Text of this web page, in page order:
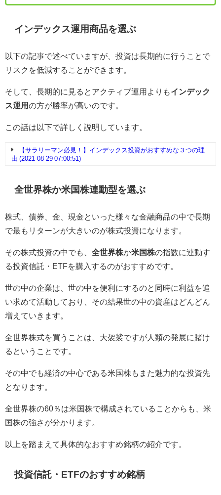
インデックス運用商品を選ぶ
以下の記事で述べていますが、投資は長期的に行うことで
リスクを低減することができます。
そして、長期的に見るとアクティブ運用よりもインデック
ス運用の方が勝率が高いのです。
この話は以下で詳しく説明しています。
【サラリーマン必見！】インデックス投資がおすすめな３つの理
由 (2021-08-29 07:00:51)
全世界株か米国株連動型を選ぶ
株式、債券、金、現金といった様々な金融商品の中で長期
で最もリターンが大きいのが株式投資になります。
その株式投資の中でも、 全世界株か米国株の指数に連動す
る投資信託・ETFを購入するのがおすすめです。
世の中の企業は、世の中を便利にするのと同時に利益を追
い求めて活動しており、その結果世の中の資産はどんどん
増えていきます。
全世界株式を買うことは、大袈裟ですが人類の発展に賭け
るということです。
その中でも経済の中心である米国株もまた魅力的な投資先
となります。
全世界株の60％は米国株で構成されていることからも、米
国株の強さが分かります。
以上を踏まえて具体的なおすすめ銘柄の紹介です。
投資信託・ETFのおすすめ銘柄